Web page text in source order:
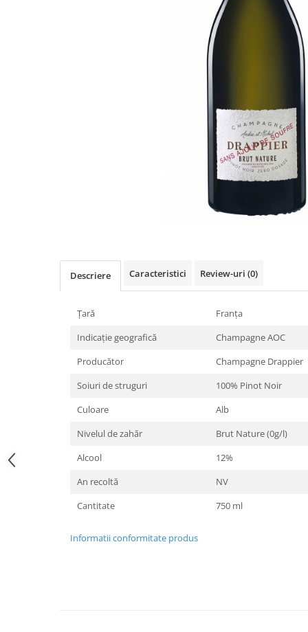
Descriere Caracteristici Review-uri (0)
Țară
Franța
Indicație geografică
Champagne AOC
Producător
Champagne Drappier
Soiuri de struguri
100% Pinot Noir
Culoare
Alb
Nivelul de zahăr
Brut Nature (0g/l)
Alcool
12%
An recoltă
NV
Cantitate
750 ml
Informatii conformitate produs